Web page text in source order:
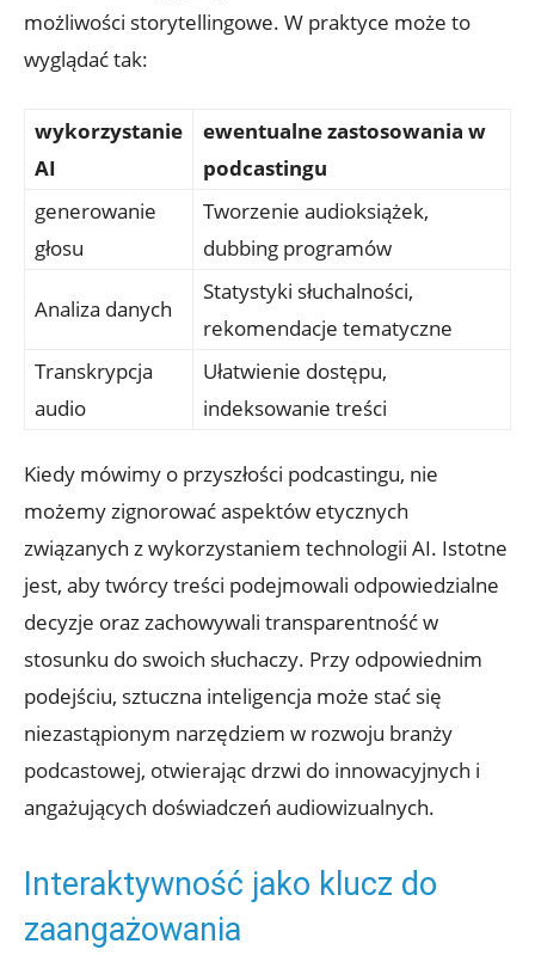
możliwości storytellingowe. W praktyce może to
wyglądać tak:
wykorzystanie
AI
ewentualne zastosowania w
podcastingu
generowanie
głosu
Tworzenie audioksiążek,
dubbing programów
Analiza danych
Statystyki słuchalności,
rekomendacje tematyczne
Transkrypcja
audio
Ułatwienie dostępu,
indeksowanie treści
Kiedy mówimy o przyszłości podcastingu, nie
możemy zignorować aspektów etycznych
związanych z wykorzystaniem technologii AI. Istotne
jest, aby twórcy treści podejmowali odpowiedzialne
decyzje oraz zachowywali transparentność w
stosunku do swoich słuchaczy. Przy odpowiednim
podejściu, sztuczna inteligencja może stać się
niezastąpionym narzędziem w rozwoju branży
podcastowej, otwierając drzwi do innowacyjnych i
angażujących doświadczeń audiowizualnych.
Interaktywność jako klucz do
zaangażowania